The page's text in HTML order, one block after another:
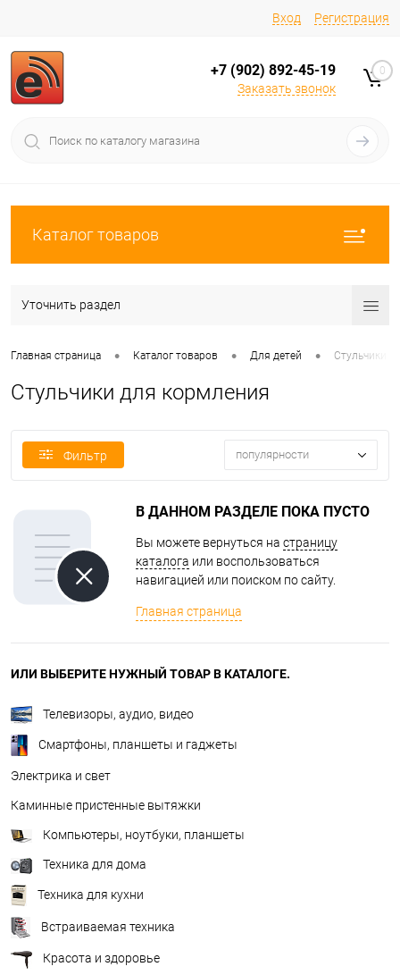
Вход Регистрация
+7 (902) 892-45-19
Заказать звонок
0
Каталог товаров
Уточнить раздел
Главная страница • Каталог товаров • Для детей • Стульчики
Стульчики для кормления
Фильтр популярности
В ДАННОМ РАЗДЕЛЕ ПОКА ПУСТО
Вы можете вернуться на страницу
каталога или воспользоваться
навигацией или поиском по сайту.
Главная страница
ИЛИ ВЫБЕРИТЕ НУЖНЫЙ ТОВАР В КАТАЛОГЕ.
Телевизоры, аудио, видео
Смартфоны, планшеты и гаджеты
Электрика и свет
Каминные пристенные вытяжки
Компьютеры, ноутбуки, планшеты
Техника для дома
Техника для кухни
Встраиваемая техника
Красота и здоровье